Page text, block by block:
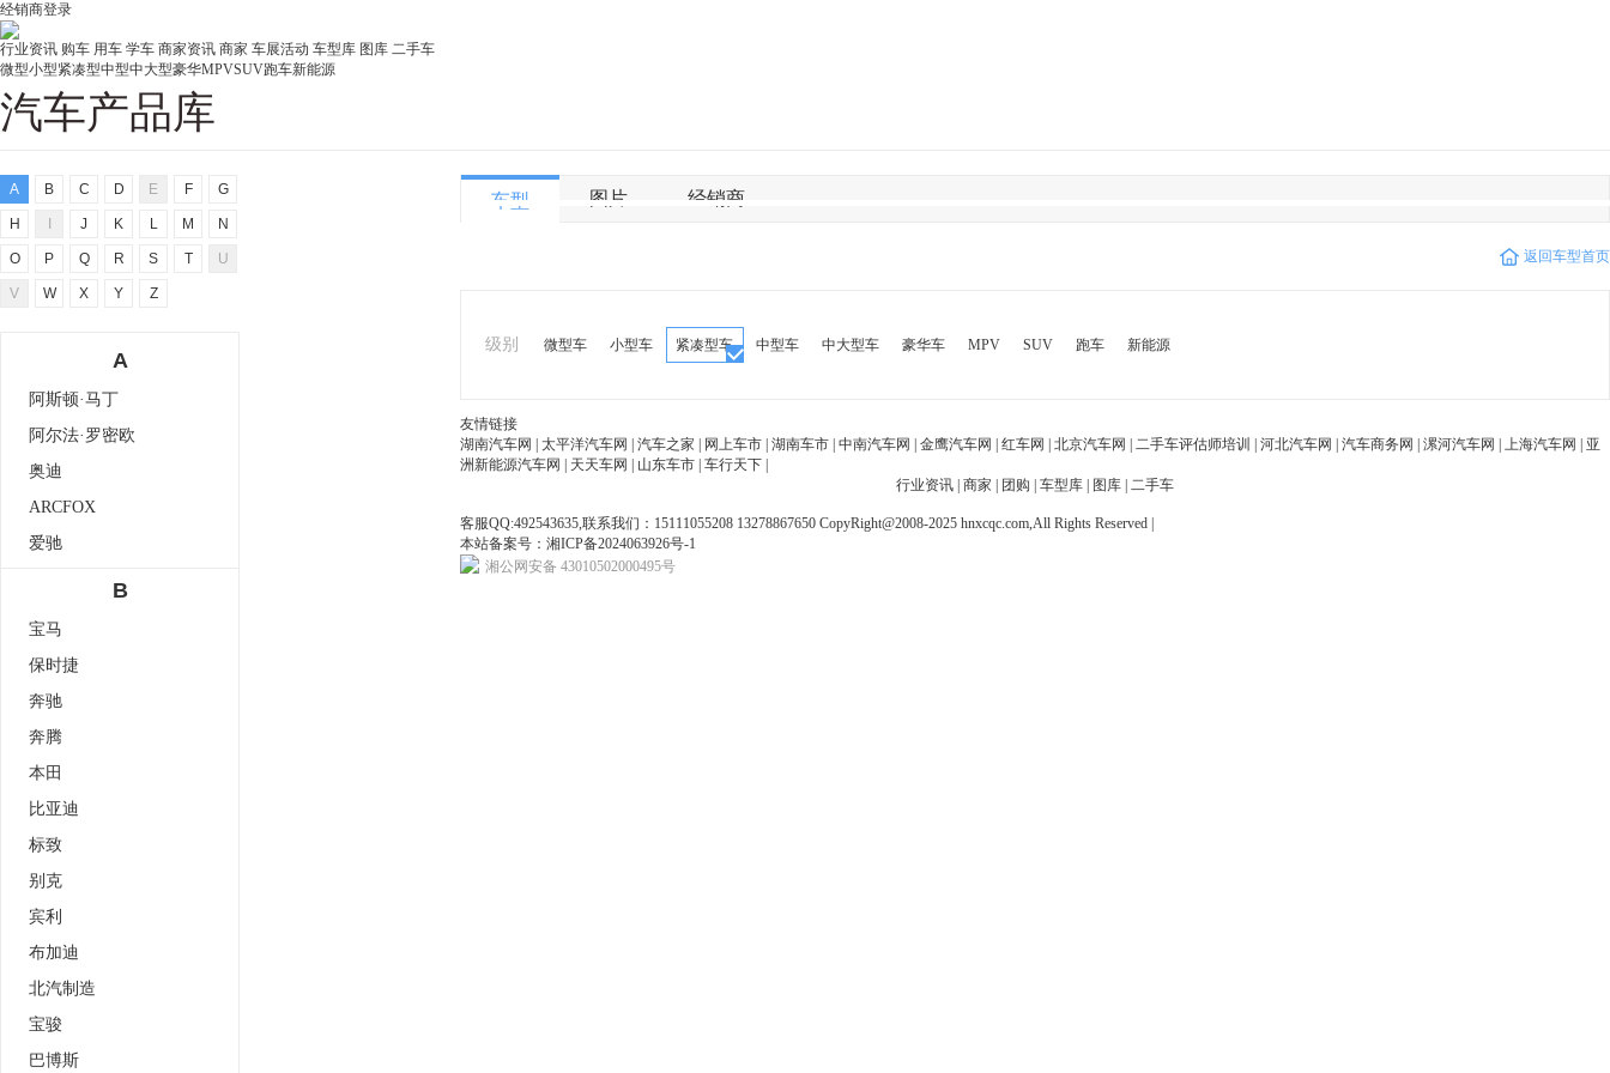
经销商登录
行业资讯 购车 用车 学车 商家资讯 商家 车展活动 车型库 图库 二手车
微型小型紧凑型中型中大型豪华MPVSUV跑车新能源
汽车产品库
A B C D E F G
H J K L M N
O P Q R S T U
V W X Y Z
A
阿斯顿·马丁
阿尔法·罗密欧
奥迪
ARCFOX
爱驰
B
宝马
保时捷
奔驰
奔腾
本田
比亚迪
标致
别克
宾利
布加迪
北汽制造
宝骏
巴博斯
车型 图片 经销商
友情链接
湖南汽车网
太平洋汽车网 汽车之家 网上车市 湖南车市 中南汽车网 金鹰汽车网 红车网 北京汽车网 二手车评估师培训 河北汽车网 汽车商务网 漯河汽车网 上海汽车网
亚
洲新能源汽车网
天天车网 山东车市 车行天下
行业资讯 商家 团购 车型库 图库 二手车
客服QQ:492543635,联系我们：15111055208 13278867650 CopyRight@2008-2025 hnxcqc.com,All Rights Reserved |
本站备案号：湘ICP备2024063926号-1
湘公网安备 43010502000495号